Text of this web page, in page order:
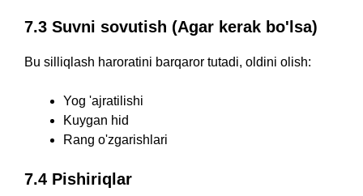
7.3 Suvni sovutish (Agar kerak bo'lsa)
Bu silliqlash haroratini barqaror tutadi, oldini olish:
Yog 'ajratilishi
Kuygan hid
Rang o'zgarishlari
7.4 Pishiriqlar